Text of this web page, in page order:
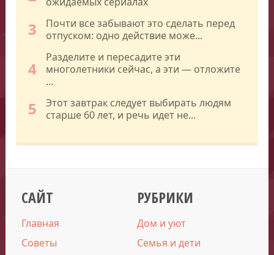
3
Почти все забывают это сделать перед
отпуском: одно действие може...
4
Разделите и пересадите эти
многолетники сейчас, а эти — отложите
...
5
Этот завтрак следует выбирать людям
старше 60 лет, и речь идет не...
САЙТ
Главная
Советы
РУБРИКИ
Дом и уют
Семья и дети